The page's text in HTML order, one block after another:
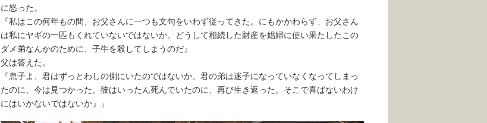
に怒った。
『私はこの何年もの間、お父さんに一つも文句をいわず従ってきた。にもかかわらず、お父さん
は私にヤギの一匹もくれていないではないか。どうして相続した財産を娼婦に使い果たしたこの
ダメ弟なんかのために、子牛を殺してしまうのだ』
父は答えた。
『息子よ、君はずっとわしの側にいたのではないか。君の弟は迷子になっていなくなってしまっ
たのに、今は見つかった。彼はいったん死んでいたのに、再び生き返った。そこで喜ばないわけ
にはいかないではないか』」